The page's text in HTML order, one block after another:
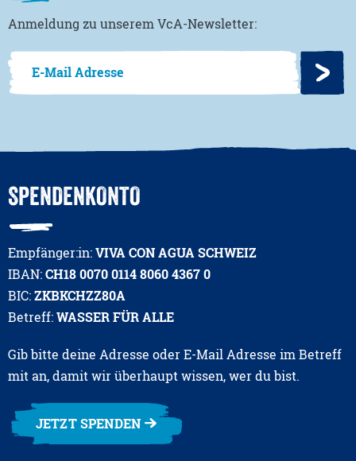
Anmeldung zu unserem VcA-Newsletter:
SPENDENKONTO
Empfänger:in:VIVA CON AGUA SCHWEIZ
IBAN:CH18 0070 0114 8060 4367 0
BIC:ZKBKCHZZ80A
Betreff:WASSER FÜR ALLE
Gib bitte deine Adresse oder E-Mail Adresse im Betreff
mit an, damit wir überhaupt wissen, wer du bist.
JETZT SPENDEN